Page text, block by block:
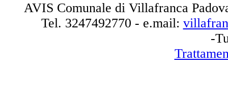
AVIS Comunale di Villafranca
Tel. 3247492770 - e.mail:
-